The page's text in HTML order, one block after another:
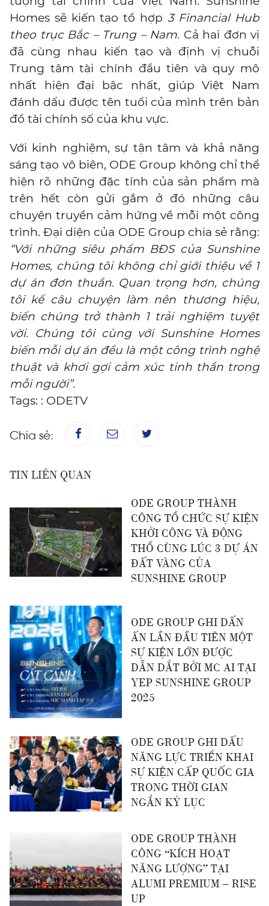
Homes sẽ kiến tạo tổ hợp 3 Financial Hub
theo trục Bắc – Trung – Nam. Cả hai đơn vị
đã cùng nhau kiến tạo và định vị chuỗi
Trung tâm tài chính đầu tiên và quy mô
nhất hiện đại bậc nhất, giúp Việt Nam
đánh dấu được tên tuổi của mình trên bản
đồ tài chính số của khu vực.
Với kinh nghiệm, sự tận tâm và khả năng
sáng tạo vô biên, ODE Group không chỉ thể
hiện rõ những đặc tính của sản phẩm mà
trên hết còn gửi gắm ở đó những câu
chuyện truyền cảm hứng về mỗi một công
trình. Đại diện của ODE Group chia sẻ rằng:
“Với những siêu phẩm BĐS của Sunshine
Homes, chúng tôi không chỉ giới thiệu về 1
dự án đơn thuần. Quan trọng hơn, chúng
tôi kể câu chuyện làm nên thương hiệu,
biến chúng trở thành 1 trải nghiệm tuyệt
vời. Chúng tôi cùng với Sunshine Homes
biến mỗi dự án đều là một công trình nghệ
thuật và khơi gợi cảm xúc tinh thần trong
mỗi người”.
Tags: : ODETV
Chia sẻ:
TIN LIÊN QUAN
ODE GROUP THÀNH
CÔNG TỔ CHỨC SỰ KIỆN
KHỞI CÔNG VÀ ĐỘNG
THỔ CÙNG LÚC 3 DỰ ÁN
ĐẤT VÀNG CỦA
SUNSHINE GROUP
ODE GROUP GHI DẤN
ẤN LẦN ĐẦU TIÊN MỘT
SỰ KIỆN LỚN ĐƯỢC
DẪN DẮT BỞI MC AI TẠI
YEP SUNSHINE GROUP
2025
ODE GROUP GHI DẤU
NĂNG LỰC TRIỂN KHAI
SỰ KIỆN CẤP QUỐC GIA
TRONG THỜI GIAN
NGẮN KỶ LỤC
ODE GROUP THÀNH
CÔNG “KÍCH HOẠT
NĂNG LƯỢNG” TẠI
ALUMI PREMIUM – RISE
UP